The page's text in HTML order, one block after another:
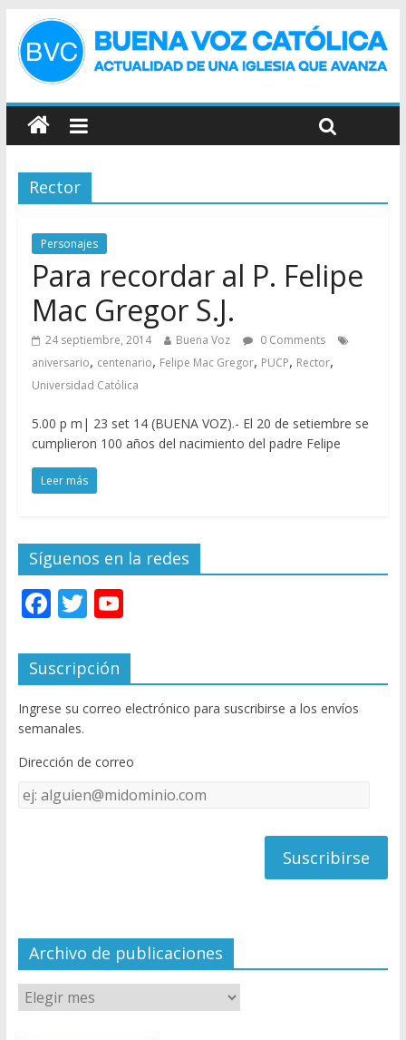
Rector
Personajes
Para recordar al P. Felipe
Mac Gregor S.J.
24 septiembre, 2014 Buena Voz
0 Comments
aniversario, centenario, Felipe Mac Gregor, PUCP, Rector,
Universidad Católica
5.00 p m| 23 set 14 (BUENA VOZ).- El 20 de setiembre se
cumplieron 100 años del nacimiento del padre Felipe
Leer más
Síguenos en la redes
F
e
b
o
o
k
T
itt
er
Y
u
T
u
e
C
el
Suscripción
Ingrese su correo electrónico para suscribirse a los envíos
semanales.
Dirección de correo
Dirección
de
Archivo de publicaciones